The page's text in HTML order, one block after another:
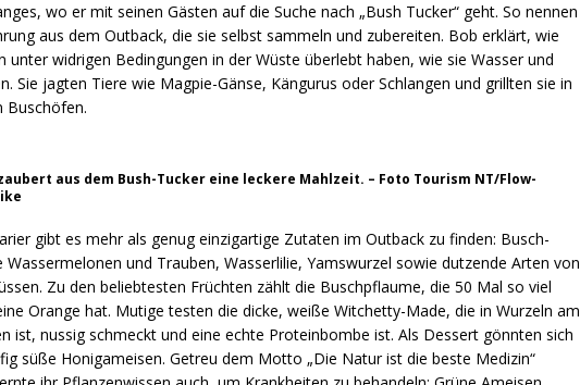
wo er mit seinen Gästen auf die Suche nach „Bush Tucker“ geht. So nennen
aus dem Outback, die sie selbst sammeln und zubereiten. Bob erklärt, wie
unter widrigen Bedingungen in der Wüste überlebt haben, wie sie Wasser und
Sie jagten Tiere wie Magpie-Gänse, Kängurus oder Schlangen und grillten sie in
Buschöfen.
aus dem Bush-Tucker eine leckere Mahlzeit. – Foto Tourism NT/Flow-
gibt es mehr als genug einzigartige Zutaten im Outback zu finden: Busch-
Wassermelonen und Trauben, Wasserlilie, Yamswurzel sowie dutzende Arten von
Zu den beliebtesten Früchten zählt die Buschpflaume, die 50 Mal so viel
Orange hat. Mutige testen die dicke, weiße Witchetty-Made, die in Wurzeln am
ist, nussig schmeckt und eine echte Proteinbombe ist. Als Dessert gönnten sich
süße Honigameisen. Getreu dem Motto „Die Natur ist die beste Medizin“